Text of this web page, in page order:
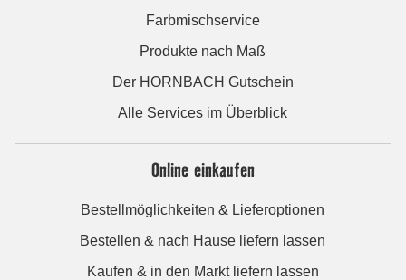
Farbmischservice
Produkte nach Maß
Der HORNBACH Gutschein
Alle Services im Überblick
Online einkaufen
Bestellmöglichkeiten & Lieferoptionen
Bestellen & nach Hause liefern lassen
Kaufen & in den Markt liefern lassen